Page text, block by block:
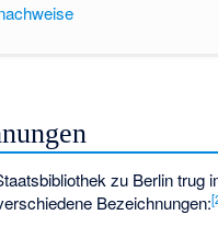
zu Berlin trug
Bezeichnungen:[